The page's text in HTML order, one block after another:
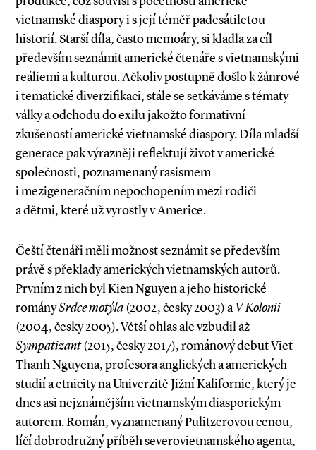
vietnamské diaspory i s její téměř padesátiletou
historií. Starší díla, často memoáry, si kladla za cíl
především seznámit americké čtenáře s vietnamskými
reáliemi a kulturou. Ačkoliv postupně došlo k žánrové
i tematické diverzifikaci, stále se setkáváme s tématy
války a odchodu do exilu jakožto formativní
zkušeností americké vietnamské diaspory. Díla mladší
generace pak výrazněji reflektují život v americké
společnosti, poznamenaný rasismem
i mezigeneračním nepochopením mezi rodiči
a dětmi, které už vyrostly v Americe.
Čeští čtenáři měli možnost seznámit se především
právě s překlady amerických vietnamských autorů.
Prvním z nich byl Kien Nguyen a jeho historické
románySrdce motýla(2002, česky 2003) aV Kolonii
(2004, česky 2005). Větší ohlas ale vzbudil až
Sympatizant(2015, česky 2017), románový debut Viet
Thanh Nguye­­­na, profesora anglických a amerických
studií a etnicity na Univerzitě Jižní Kalifornie, který je
dnes asi nejznámějším vietnamským diasporickým
autorem. Román, vyznamenaný Pulitzerovou cenou,
líčí dobrodružný příběh severovietnamského agenta,